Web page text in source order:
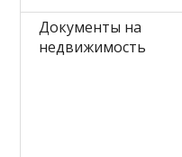
Документы на
недвижимость